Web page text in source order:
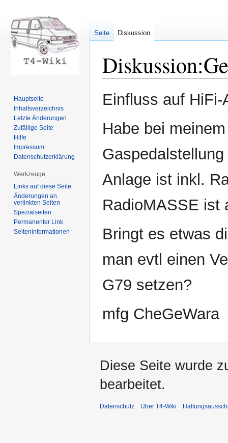
Diskussion:
Zur
Navigation
Zur
Suche
Einfluss auf HiFi-
Habe bei
Anlage ist inkl.
RadioMASSE ist
Bringt es etwas
man evtl einen
G79 setzen?
mfg CheGeWara
Seite Diskussion
Hauptseite
Inhaltsverzeichnis
Letzte Änderungen
Zufällige Seite
Hilfe
Impressum
Datenschutzerklärung
Werkzeuge
Links auf diese Seite
Änderungen an
verlinkten Seiten
Spezialseiten
Permanenter Link
Seiten­informationen
Diese Seite wurde
bearbeitet.
Datenschutz Über T4-Wiki